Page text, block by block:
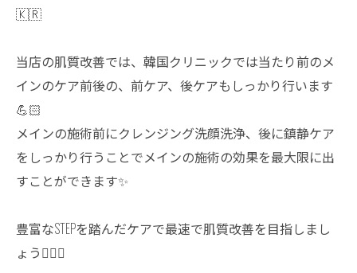
🇰🇷
当店の肌質改善では、韓国クリニックでは当たり前のメ
インのケア前後の、前ケア、後ケアもしっかり行います
💪🏻
メインの施術前にクレンジング洗顔洗浄、後に鎮静ケア
をしっかり行うことでメインの施術の効果を最大限に出
すことができます✨
豊富なSTEPを踏んだケアで最速で肌質改善を目指しまし
ょう💆🏻‍♀️